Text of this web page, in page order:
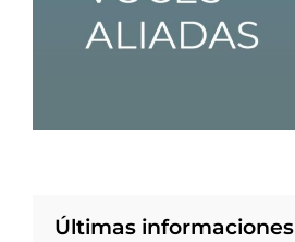
Últimas informaciones